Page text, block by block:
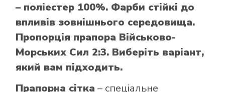
– поліестер 100%. Фарби стійкі до
впливів зовнішнього середовища.
Пропорція прапора Військово-
Морських Сил 2:3. Виберіть варіант,
який вам підходить.
Прапорна сітка – спеціальне